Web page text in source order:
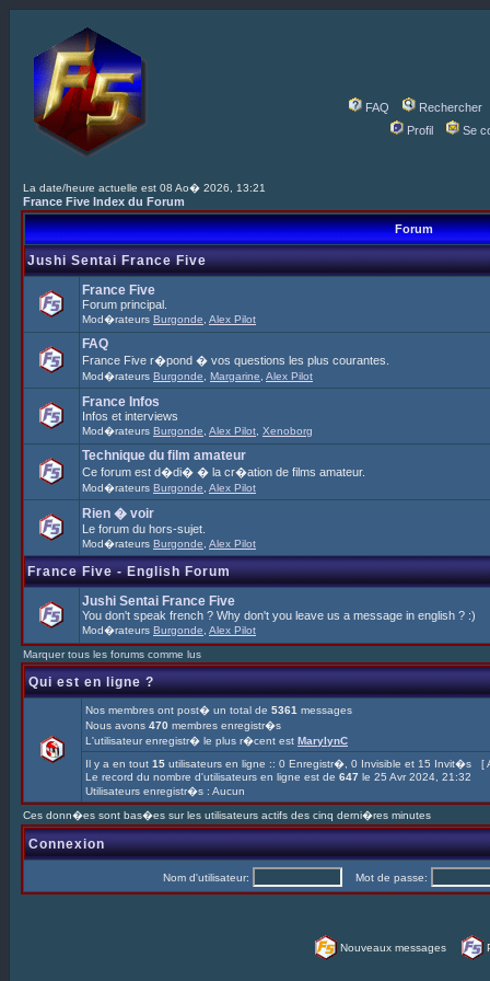
FAQ
Rechercher
Profil
Se
La date/heure actuelle est 08 Ao� 2026, 13:21
France Five Index du Forum
Forum
Jushi Sentai France Five
France Five
Forum principal.
Mod�rateurs Burgonde Alex Pilot
FAQ
France Five r�pond � vos questions les plus courantes.
Mod�rateurs Burgonde Margarine Alex Pilot
France Infos
Infos et interviews
Mod�rateurs Burgonde Alex Pilot Xenoborg
Technique du film amateur
Ce forum est d�di� � la cr�ation de films amateur.
Mod�rateurs Burgonde Alex Pilot
Rien � voir
Le forum du hors-sujet.
Mod�rateurs Burgonde Alex Pilot
France Five - English Forum
Jushi Sentai France Five
You don't speak french ? Why don't you leave us a message in english ? :)
Mod�rateurs Burgonde Alex Pilot
Marquer tous les forums comme lus
Qui est en ligne ?
Nos membres ont post� un total de 5361 messages
Nous avons 470 membres enregistr�s
L'utilisateur enregistr� le plus r�cent est MarylynC
Il y a en tout 15 utilisateurs en ligne :: 0 Enregistr�, 0 Invisible et 15 Invit�s [
Le record du nombre d'utilisateurs en ligne est de 647 le 25 Avr 2024, 21:32
Utilisateurs enregistr�s : Aucun
Ces donn�es sont bas�es sur les utilisateurs actifs des cinq derni�res minutes
Connexion
Nom d'utilisateur: Mot de passe:
Nouveaux messages